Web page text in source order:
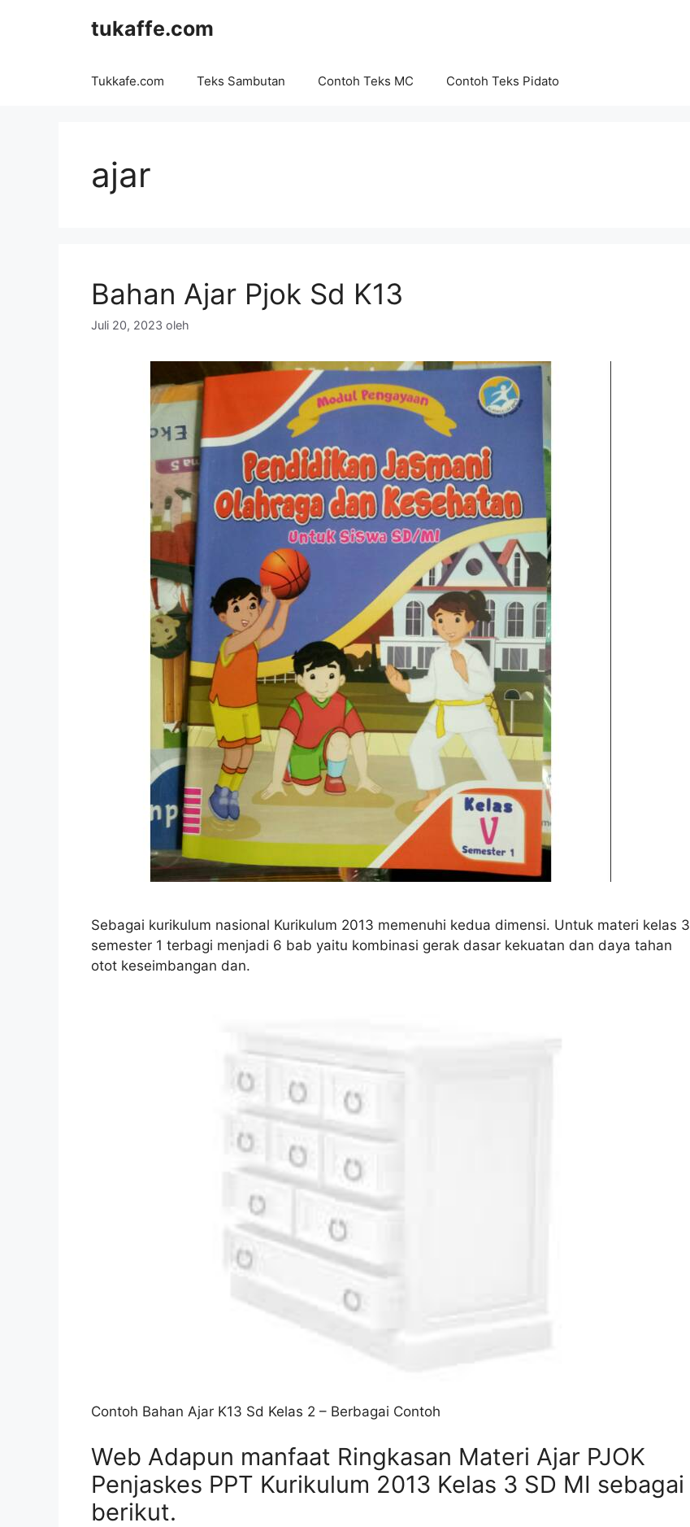
tukaffe.com
Tukkafe.com Teks Sambutan Contoh Teks MC Contoh Teks Pidato
ajar
Bahan Ajar Pjok Sd K13
Juli 20, 2023 oleh
Sebagai kurikulum nasional Kurikulum 2013 memenuhi kedua dimensi. Untuk materi kelas 3
semester 1 terbagi menjadi 6 bab yaitu kombinasi gerak dasar kekuatan dan daya tahan
otot keseimbangan dan.
Contoh Bahan Ajar K13 Sd Kelas 2 – Berbagai Contoh
Web Adapun manfaat Ringkasan Materi Ajar PJOK
Penjaskes PPT Kurikulum 2013 Kelas 3 SD MI sebagai
berikut.